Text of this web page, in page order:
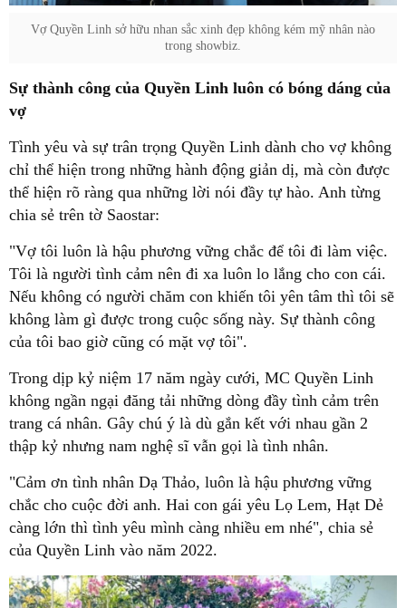
Vợ Quyền Linh sở hữu nhan sắc xinh đẹp không kém mỹ nhân nào
trong showbiz.
Sự thành công của Quyền Linh luôn có bóng dáng của
vợ
Tình yêu và sự trân trọng Quyền Linh dành cho vợ không
chỉ thể hiện trong những hành động giản dị, mà còn được
thể hiện rõ ràng qua những lời nói đầy tự hào. Anh từng
chia sẻ trên tờ Saostar:
"Vợ tôi luôn là hậu phương vững chắc để tôi đi làm việc.
Tôi là người tình cảm nên đi xa luôn lo lắng cho con cái.
Nếu không có người chăm con khiến tôi yên tâm thì tôi sẽ
không làm gì được trong cuộc sống này. Sự thành công
của tôi bao giờ cũng có mặt vợ tôi".
Trong dịp kỷ niệm 17 năm ngày cưới, MC Quyền Linh
không ngần ngại đăng tải những dòng đầy tình cảm trên
trang cá nhân. Gây chú ý là dù gắn kết với nhau gần 2
thập kỷ nhưng nam nghệ sĩ vẫn gọi là tình nhân.
"Cảm ơn tình nhân Dạ Thảo, luôn là hậu phương vững
chắc cho cuộc đời anh. Hai con gái yêu Lọ Lem, Hạt Dẻ
càng lớn thì tình yêu mình càng nhiều em nhé", chia sẻ
của Quyền Linh vào năm 2022.